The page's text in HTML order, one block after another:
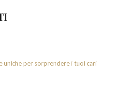
uniche per sorprendere i tuoi cari